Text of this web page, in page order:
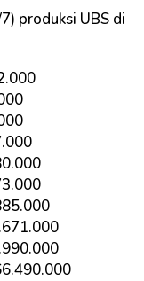
produksi UBS di